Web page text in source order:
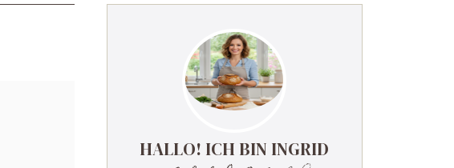
HALLO! ICH BIN INGRID